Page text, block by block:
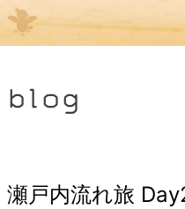
HOME
blog
瀬戸内流れ旅